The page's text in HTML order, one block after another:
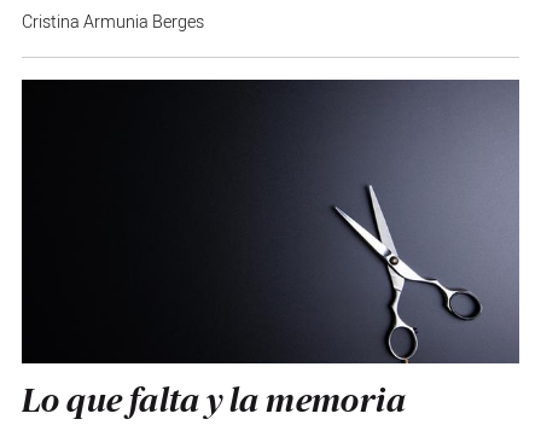
Cristina Armunia Berges
Lo que falta y la memoria